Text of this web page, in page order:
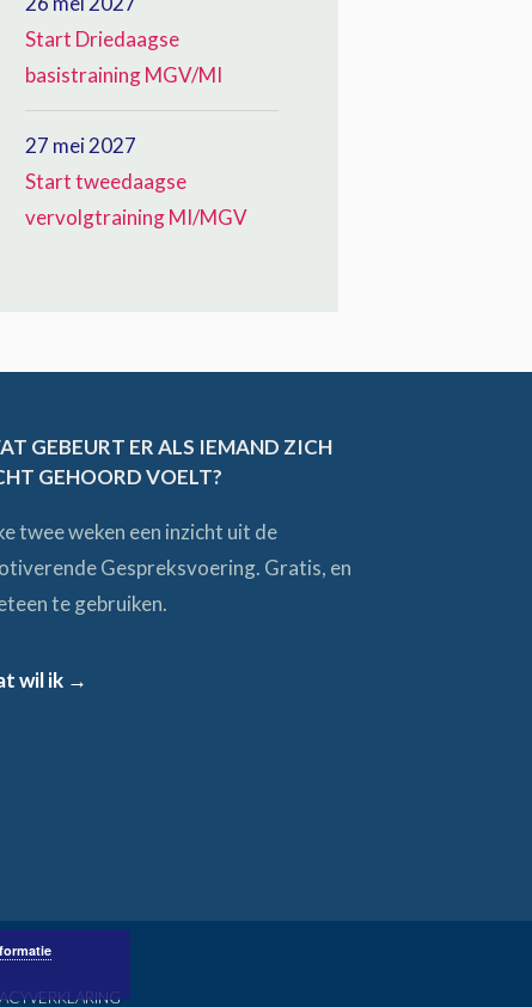
Start Driedaagse
basistraining MGV/MI
27 mei 2027
Start tweedaagse
vervolgtraining MI/MGV
GEBEURT ER ALS IEMAND ZICH
GEHOORD VOELT?
twee weken een inzicht uit de
Gespreksvoering. Gratis, en
te gebruiken.
wil ik →